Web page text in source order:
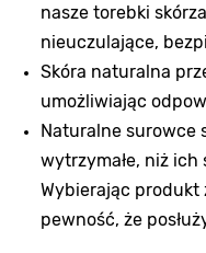
nasze torebki
nieuczulające,
Skóra naturalna
umożliwiając
Naturalne surowce
wytrzymałe, niż
Wybierając produkt
pewność, że